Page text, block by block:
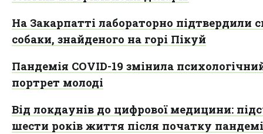
На Закарпатті лабораторно підтвердили
собаки, знайденого на горі Пікуй
Пандемія COVID-19 змінила
портрет молоді
Від локдаунів до цифрової медицини:
шести років життя після початку